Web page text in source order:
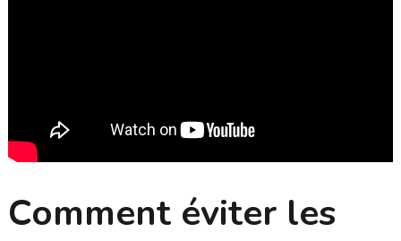
Comment éviter les